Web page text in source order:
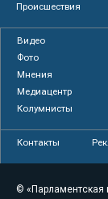
Происшествия
Видео
Фото
Мнения
Медиацентр
Колумнисты
Контакты
© «Парламентская